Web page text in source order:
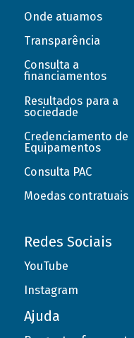
Onde atuamos
Transparência
Consulta a
financiamentos
Resultados para a
sociedade
Credenciamento de
Equipamentos
Consulta PAC
Moedas contratuais
Redes Sociais
YouTube
Instagram
Ajuda